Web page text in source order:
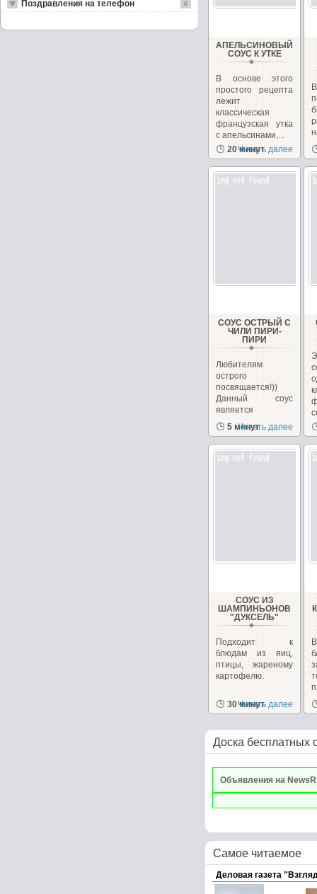
АПЕЛЬСИНОВЫЙ
СОУС К УТКЕ
В основе этого
простого рецепта
лежит
классическая
французская утка
с апельсинами,...
20 минут
Читать далее
СОУС ОСТРЫЙ С
ЧИЛИ ПИРИ-
ПИРИ
Любителям
острого
посвящается!))
Данный соус
является
кулинарным...
5 минут
Читать далее
СОУС ИЗ
ШАМПИНЬОНОВ
"ДУКСЕЛЬ"
Подходит к
блюдам из яиц,
птицы, жареному
картофелю.
30 минут
Читать далее
Доска бесплатных
Объявления на
Самое читаемое
Поздравления на телефон